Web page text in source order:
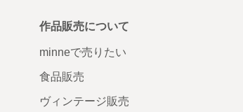
作品販売について
minneで売りたい
食品販売
ヴィンテージ販売